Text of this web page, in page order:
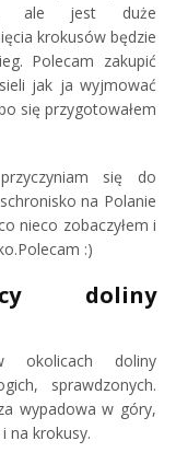
ale jest duże
krokusów będzie
Polecam zakupić
jak ja wyjmować
się przygotowałem
się do
na Polanie
nieco zobaczyłem i
:)
doliny
okolicach doliny
sprawdzonych.
wypadowa w góry,
na krokusy.